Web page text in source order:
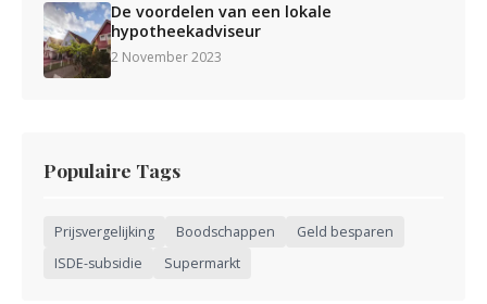
De voordelen van een lokale
hypotheekadviseur
2 November 2023
Populaire Tags
Prijsvergelijking Boodschappen
Geld besparen
ISDE-subsidie
Supermarkt